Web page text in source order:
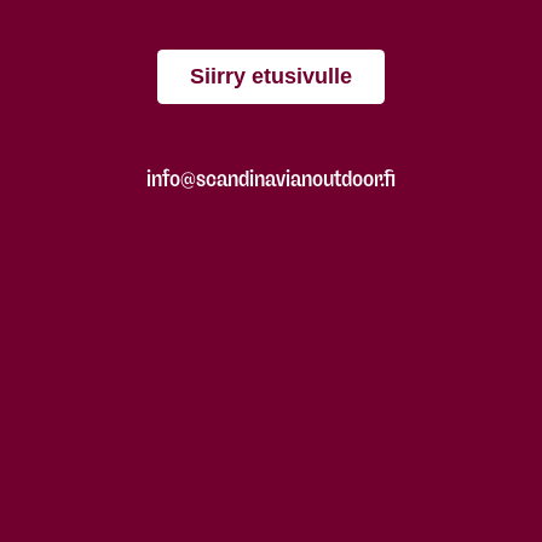
Siirry etusivulle
info@scandinavianoutdoor.fi